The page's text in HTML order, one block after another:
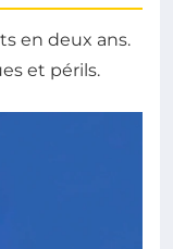
en deux ans.
et périls.